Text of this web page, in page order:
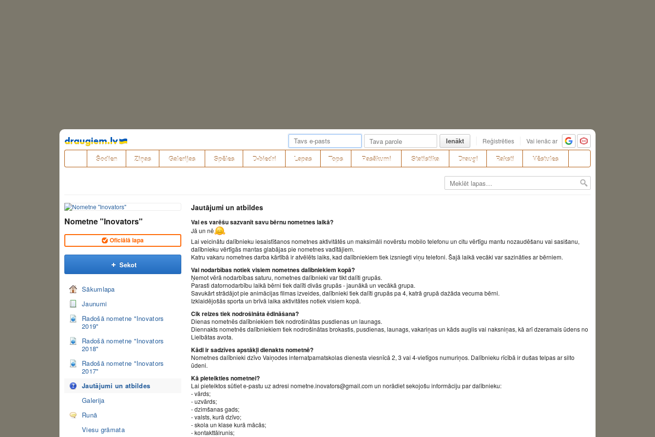
Pāriet
uz
saturu
Ienākt Reģistrēties Vai ienāc ar
Šodien Ziņas Galerijas Spēles D-biedri Lapas Tops Pasākumi Statistika Draugi Raksti Vēstules
Nometne "Inovators"
Oficiālā lapa
Sekot
Sākumlapa
Jaunumi
Radošā nometne "Inovators
2019"
Radošā nometne "Inovators
2018"
Radošā nometne "Inovators
2017"
Jautājumi un atbildes
Galerija
Runā
Viesu grāmata
Jautājumi un atbildes
Vai es varēšu sazvanīt savu bērnu nometnes laikā?
Jā un nē
Lai veicinātu dalībnieku iesaistīšanos nometnes aktivitātēs un maksimāli novērstu mobilo telefonu un citu vērtīgu mantu nozaudēšanu vai sasišanu,
dalībnieku vērtīgās mantas glabājas pie nometnes vadītājiem.
Katru vakaru nometnes darba kārtībā ir atvēlēts laiks, kad dalībniekiem tiek izsniegti viņu telefoni. Šajā laikā vecāki var sazināties ar bērniem.
Vai nodarbības notiek visiem nometnes dalībniekiem kopā?
Ņemot vērā nodarbības saturu, nometnes dalībnieki var tikt dalīti grupās.
Parasti datornodarbību laikā bērni tiek dalīti divās grupās - jaunākā un vecākā grupa.
Savukārt strādājot pie animācijas filmas izveides, dalībnieki tiek dalīti grupās pa 4, katrā grupā dažāda vecuma bērni.
Izklaidējošās sporta un brīvā laika aktivitātes notiek visiem kopā.
Cik reizes tiek nodrošināta ēdināšana?
Dienas nometnēs dalībniekiem tiek nodrošinātas pusdienas un launags.
Diennakts nometnēs dalībniekiem tiek nodrošinātas brokastis, pusdienas, launags, vakariņas un kāds auglis vai naksniņas, kā arī dzeramais ūdens no
Lielbātas avota.
Kādi ir sadzīves apstākļi dienakts nometnē?
Nometnes dalībnieki dzīvo Vaiņodes internatpamatskolas dienesta viesnīcā 2, 3 vai 4-vietīgos numuriņos. Dalībnieku rīcībā ir dušas telpas ar silto
ūdeni.
Kā pieteikties nometnei?
Lai pieteiktos sūtiet e-pastu uz adresi nometne.inovators@gmail.com un norādiet sekojošu informāciju par dalībnieku:
- vārds;
- uzvārds;
- dzimšanas gads;
- valsts, kurā dzīvo;
- skola un klase kurā mācās;
- kontakttālrunis;